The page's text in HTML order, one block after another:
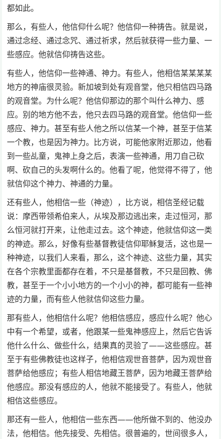
都如此。
那么，有些人，他信仰什么呢？他信仰一种祷告。就是说，
通过念经、通过念咒、通过祈求，然后就获得一些力量、一
些感应。他就信仰祷告这些。
有些人，他信仰一些神通、神力。有些人，他相信某某某某
地方的神庙很灵验。新加坡到处有观音堂，他只相信四马路
的观音堂。为什么呢？他信仰那边的那个叫什么神力、感
应。别的地方他不去，他只去四马路的观音堂。他信仰一些
感应、神力。甚至有些人他之所以信某一个神，甚至于信某
一个教，也是因为神力。比方说，可能他家附近那边，他看
到一些乩童，鬼神上身之后，表演一些神通，用刀自己砍
啊、砍自己的头发啊什么的。他看了呢，他觉得不得了，他
就信仰这个神力、神通的力量。
还有些人，他相信一些（神迹），比方说，相信圣经记载
说：摩西带领希伯来人，从埃及那边逃出来，走过恒河，那
么恒河就打开来，让他走过去。这个神迹，他就信仰这一类
的神迹。那么，好像有些基督教徒信仰耶稣复活，这也是一
种神迹，以我们人来看，那么，这个神迹、这些力量，其实
在各个宗教里面都存在着，不只是基督教，不只是回教、佛
教，甚至于一个小小地方的一个小小的神，都可能有一些神
迹的力量，而有些人他就信仰这些力量。
那有些人，他相信什么呢？他相信感应，感应什么呢？他心
中有一个希望，或者，他跟某一些鬼神感应上，然后它告诉
他什么什么、做些什么，结果真的灵验了——这些感应。甚
至于有些佛教徒也这样子，他相信观世音菩萨，因为观世音
菩萨给他感应；有些人相信地藏王菩萨，因为地藏王菩萨给
他感应。那没有感应的人，他就不能接受了。有些人，他就
相信这些感应。
那还有一些人，他相信一些东西——他所做不到的、他没办
法，他相信。他先接受、先相信。很普遍的，世间很多人，